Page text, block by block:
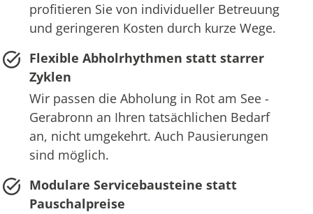
profitieren Sie von individueller Betreuung
und geringeren Kosten durch kurze Wege.
Flexible Abholrhythmen statt starrer
Zyklen
Wir passen die Abholung in Rot am See -
Gerabronn an Ihren tatsächlichen Bedarf
an, nicht umgekehrt. Auch Pausierungen
sind möglich.
Modulare Servicebausteine statt
Pauschalpreise